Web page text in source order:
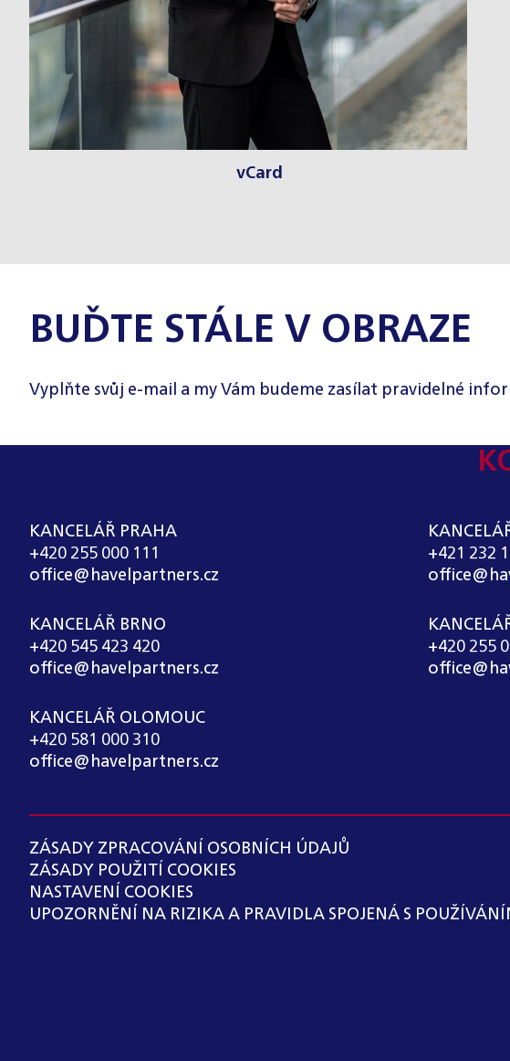
vCard
BUĎTE STÁLE V OBRAZE
Vyplňte svůj e-mail a my Vám budeme zasílat pravidelné
KANCELÁŘ PRAHA
+420 255 000 111
office@havelpartners.cz
+421 232
KANCELÁŘ BRNO
+420 545 423 420
office@havelpartners.cz
+420 255
KANCELÁŘ OLOMOUC
+420 581 000 310
office@havelpartners.cz
ZÁSADY ZPRACOVÁNÍ OSOBNÍCH ÚDAJŮ
ZÁSADY POUŽITÍ COOKIES
NASTAVENÍ COOKIES
UPOZORNĚNÍ NA RIZIKA A PRAVIDLA SPOJENÁ S